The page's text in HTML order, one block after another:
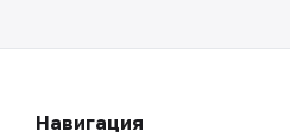
Навигация